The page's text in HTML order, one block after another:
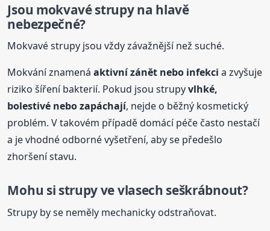
Jsou mokvavé strupy na hlavě
nebezpečné?
Mokvavé strupy jsou vždy závažnější než suché.
Mokvání znamenáaktivní zánět nebo infekci a zvyšuje
riziko šíření bakterií. Pokud jsou strupyvlhké,
bolestivé nebo zapáchají, nejde o běžný kosmetický
problém. V takovém případě domácí péče často nestačí
a je vhodné odborné vyšetření, aby se předešlo
zhoršení stavu.
Mohu si strupy ve vlasech seškrábnout?
Strupy by se neměly mechanicky odstraňovat.